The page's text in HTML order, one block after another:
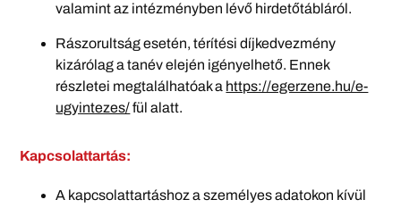
valamint az intézményben lévő hirdetőtábláról.
Rászorultság esetén, térítési díjkedvezmény
kizárólag a tanév elején igényelhető. Ennek
részletei megtalálhatóak a https://egerzene.hu/e-
ugyintezes/fül alatt.
Kapcsolattartás:
A kapcsolattartáshoz a személyes adatokon kívül